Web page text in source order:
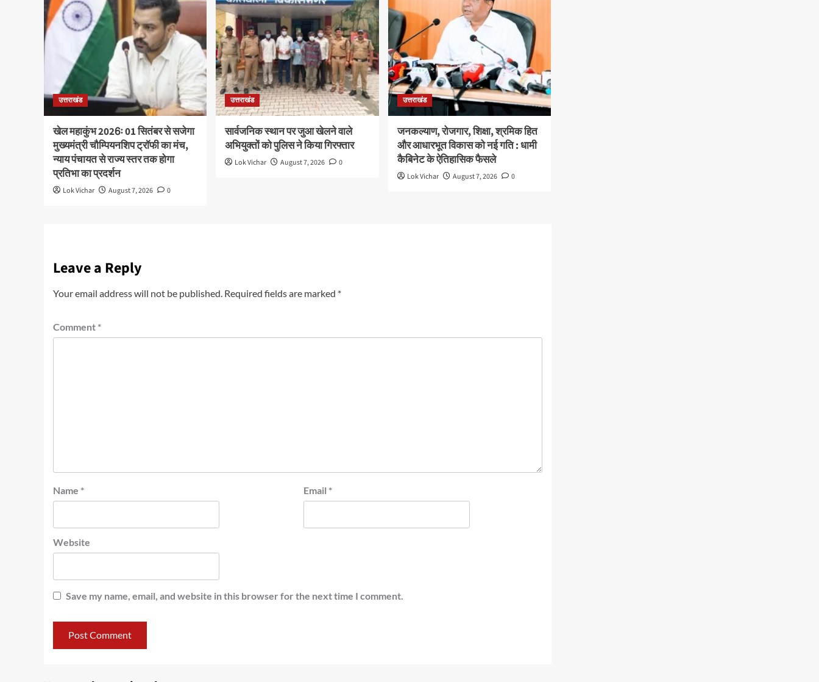
उत्तराखंड
खेल महाकुंभ 2026ः 01 सितंबर से सजेगा
मुख्यमंत्री चौम्पियनशिप ट्रॉफी का मंच,
न्याय पंचायत से राज्य स्तर तक होगा
प्रतिभा का प्रदर्शन
Lok Vichar August 7, 2026 0
उत्तराखंड
सार्वजनिक स्थान पर जुआ खेलने वाले
अभियुक्तों को पुलिस ने किया गिरफ्तार
Lok Vichar August 7, 2026 0
उत्तराखंड
जनकल्याण, रोजगार, शिक्षा, श्रमिक हित
और आधारभूत विकास को नई गति : धामी
कैबिनेट के ऐतिहासिक फैसले
Lok Vichar August 7, 2026 0
Leave a Reply
Your email address will not be published. Required fields are marked *
Comment *
Name * Email *
Website
Save my name, email, and website in this browser for the next time I comment.